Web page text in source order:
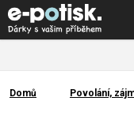
Přejít
na
obsah
Domů
Domů Povolání,